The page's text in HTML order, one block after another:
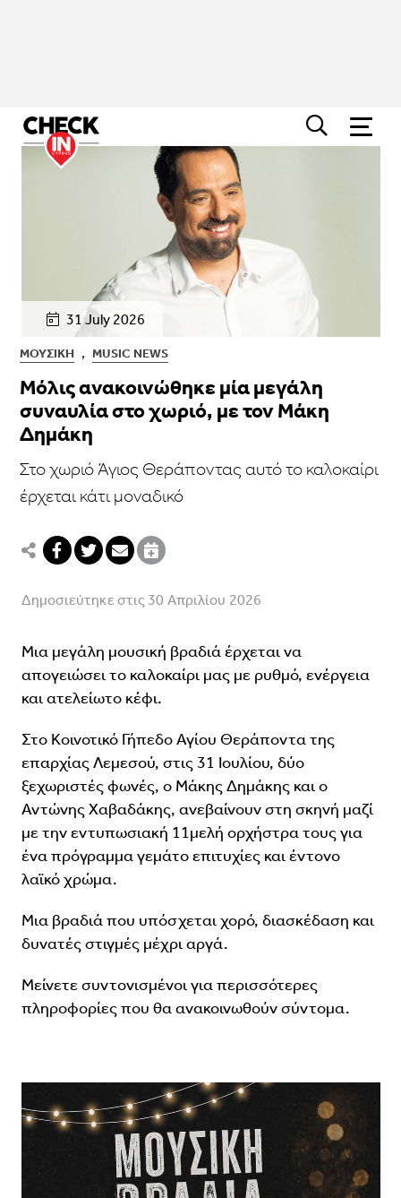
31 July 2026
ΜΟΥΣΙΚΉ , MUSIC NEWS
Μόλις ανακοινώθηκε μία μεγάλη
συναυλία στο χωριό, με τον Μάκη
Δημάκη
Στο χωριό Άγιος Θεράποντας αυτό το καλοκαίρι
έρχεται κάτι μοναδικό
Δημοσιεύτηκε στις 30 Απριλίου 2026
Μια μεγάλη μουσική βραδιά έρχεται να
απογειώσει το καλοκαίρι μας με ρυθμό, ενέργεια
και ατελείωτο κέφι.
Στο Κοινοτικό Γήπεδο Αγίου Θεράποντα της
επαρχίας Λεμεσού, στις 31 Ιουλίου, δύο
ξεχωριστές φωνές, ο Μάκης Δημάκης και ο
Αντώνης Χαβαδάκης, ανεβαίνουν στη σκηνή μαζί
με την εντυπωσιακή 11μελή ορχήστρα τους για
ένα πρόγραμμα γεμάτο επιτυχίες και έντονο
λαϊκό χρώμα.
Μια βραδιά που υπόσχεται χορό, διασκέδαση και
δυνατές στιγμές μέχρι αργά.
Μείνετε συντονισμένοι για περισσότερες
πληροφορίες που θα ανακοινωθούν σύντομα.